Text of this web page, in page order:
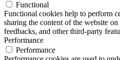
Functional
Functional cookies help to perform
sharing the content of the website
feedbacks, and other third-party
Performance
Performance